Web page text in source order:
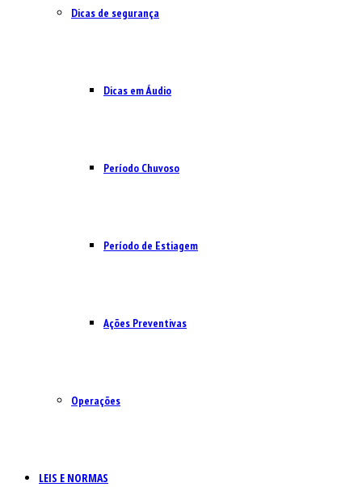
Dicas de segurança
Dicas em Áudio
Período Chuvoso
Período de Estiagem
Ações Preventivas
Operações
LEIS E NORMAS